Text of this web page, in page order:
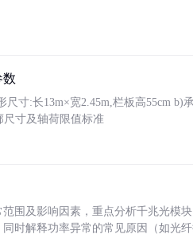
数
寸:长13m×宽2.45m,栏板高55cm b)
尺寸及轴荷限值标准
围及影响因素，重点分析千兆光模
时解释功率异常的常见原因（如光